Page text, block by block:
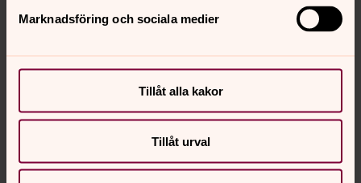
Marknadsföring och sociala medier
Tillåt alla kakor
Tillåt urval